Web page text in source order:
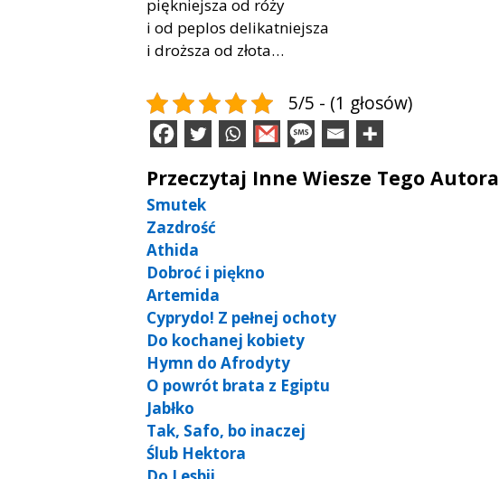
piękniejsza od róży
i od peplos delikatniejsza
i droższa od złota…
5/5 - (1 głosów)
Przeczytaj Inne Wiesze Tego Autora
Smutek
Zazdrość
Athida
Dobroć i piękno
Artemida
Cyprydo! Z pełnej ochoty
Do kochanej kobiety
Hymn do Afrodyty
O powrót brata z Egiptu
Jabłko
Tak, Safo, bo inaczej
Ślub Hektora